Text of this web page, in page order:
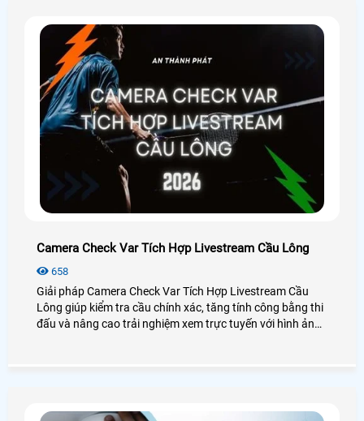
Camera Check Var Tích Hợp Livestream Cầu Lông
658
Giải pháp Camera Check Var Tích Hợp Livestream Cầu
Lông giúp kiểm tra cầu chính xác, tăng tính công bằng thi
đấu và nâng cao trải nghiệm xem trực tuyến với hình ảnh